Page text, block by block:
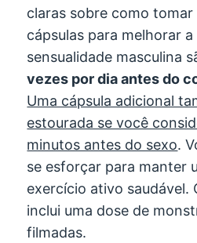
claras sobre como
cápsulas para melhorar
sensualidade masculina
vezes por dia antes do
Uma cápsula adicional
estourada se você
minutos antes do sexo.
se esforçar para manter
exercício ativo saudável.
inclui uma dose de
filmadas.